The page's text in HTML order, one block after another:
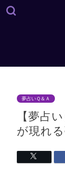
夢占いＱ＆Ａ
【夢占
が現れ